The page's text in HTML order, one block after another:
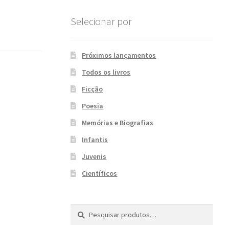
Selecionar por
Próximos lançamentos
Todos os livros
Ficção
Poesia
Memórias e Biografias
Infantis
Juvenis
Científicos
Pesquisar